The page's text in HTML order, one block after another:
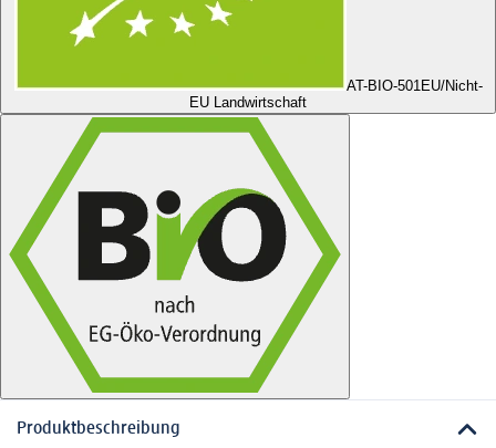
AT-BIO-501 EU/Nicht-
EU Landwirtschaft
Produktbeschreibung